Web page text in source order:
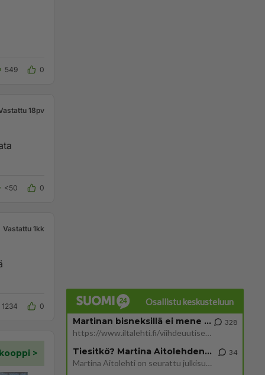
549 0
18pv
<50 0
Vastattu 1kk
1234 0
Osallistu keskusteluun
Martinan bisneksillä ei mene hyvin
https://www.iltalehti.fi/viihdeuutiset/a/c46da6ab-340f-4790-aaa7-0865eed2336 Yrityksen konkurssihakemus on tullut kärä
328
Tiesitkö? Martina Aitolehden isäpuoli on tämä suosittu laulaja
Martina Aitolehti on seurattu julkisuuden henkilö. Lähipiiriin mahtuu muitakin tunnettuja henkilöitä. Tiesitkö, että Ma
34